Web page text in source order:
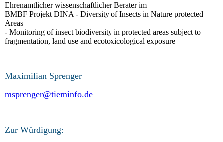
Ehrenamtlicher wissenschaftlicher Berater im
BMBF Projekt DINA - Diversity of Insects in Nature protected
Areas
- Monitoring of insect biodiversity in protected areas subject to
fragmentation, land use and ecotoxicological exposure
Maximilian Sprenger
msprenger@tieminfo.de
Zur Würdigung: